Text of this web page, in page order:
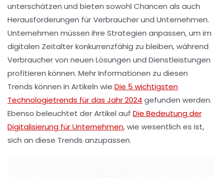
unterschätzen und bieten sowohl Chancen als auch
Herausforderungen für Verbraucher und Unternehmen.
Unternehmen müssen ihre Strategien anpassen, um im
digitalen Zeitalterkonkurrenzfähig zu bleiben, während
Verbraucher von neuen Lösungen und Dienstleistungen
profitieren können. Mehr Informationen zu diesen
Trends können in Artikeln wie Die 5 wichtigsten
Technologietrends für das Jahr 2024 gefunden werden.
Ebenso beleuchtet der Artikel auf Die Bedeutung der
Digitalisierung für Unternehmen, wie wesentlich es ist,
sich an diese Trends anzupassen.